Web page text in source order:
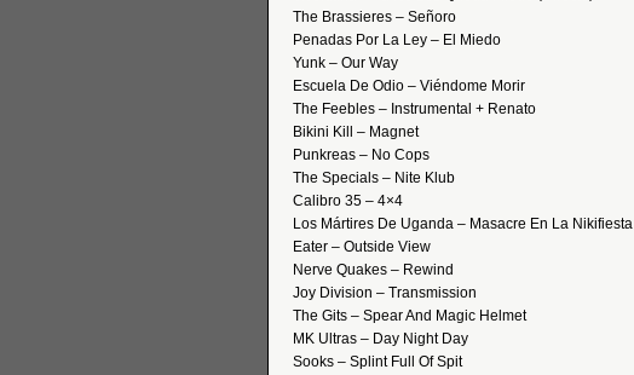
The Brassieres – Señoro
Penadas Por La Ley – El Miedo
Yunk – Our Way
Escuela De Odio – Viéndome Morir
The Feebles – Instrumental + Renato
Bikini Kill – Magnet
Punkreas – No Cops
The Specials – Nite Klub
Calibro 35 – 4×4
Los Mártires De Uganda – Masacre En La Nikifiesta
Eater – Outside View
Nerve Quakes – Rewind
Joy Division – Transmission
The Gits – Spear And Magic Helmet
MK Ultras – Day Night Day
Sooks – Splint Full Of Spit